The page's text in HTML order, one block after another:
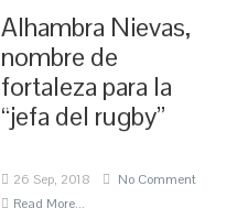
Alhambra Nievas,
nombre de
fortaleza para la
“jefa del rugby”
26 Sep, 2018
No Comment
Read More...